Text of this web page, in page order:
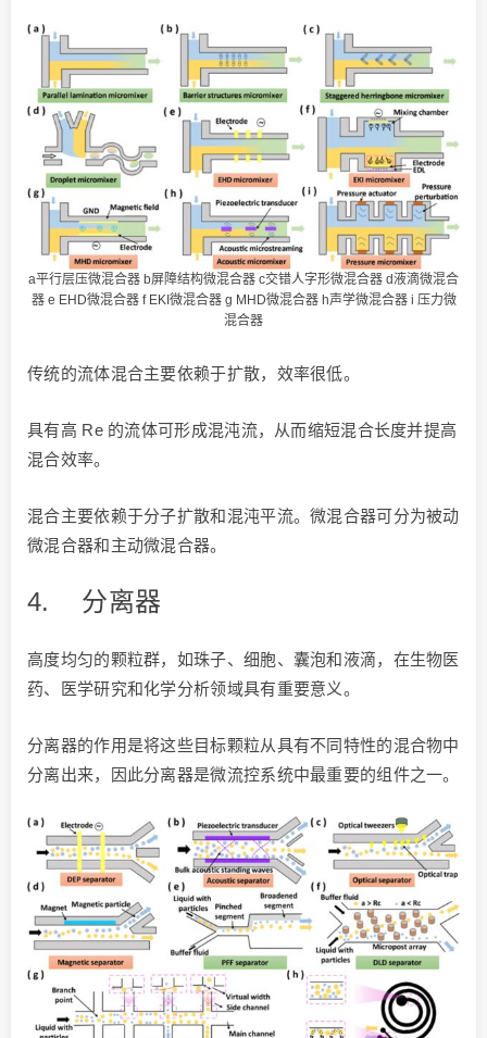
a平行层压微混合器 b屏障结构微混合器 c交错人字形微混合器 d液滴微混合
器 e EHD微混合器 f EKI微混合器 g MHD微混合器 h声学微混合器 i 压力微
混合器
传统的流体混合主要依赖于扩散，效率很低。
具有高 Re 的流体可形成混沌流，从而缩短混合长度并提高
混合效率。
混合主要依赖于分子扩散和混沌平流。微混合器可分为被动
微混合器和主动微混合器。
4. 分离器
高度均匀的颗粒群，如珠子、细胞、囊泡和液滴，在生物医
药、医学研究和化学分析领域具有重要意义。
分离器的作用是将这些目标颗粒从具有不同特性的混合物中
分离出来，因此分离器是微流控系统中最重要的组件之一。